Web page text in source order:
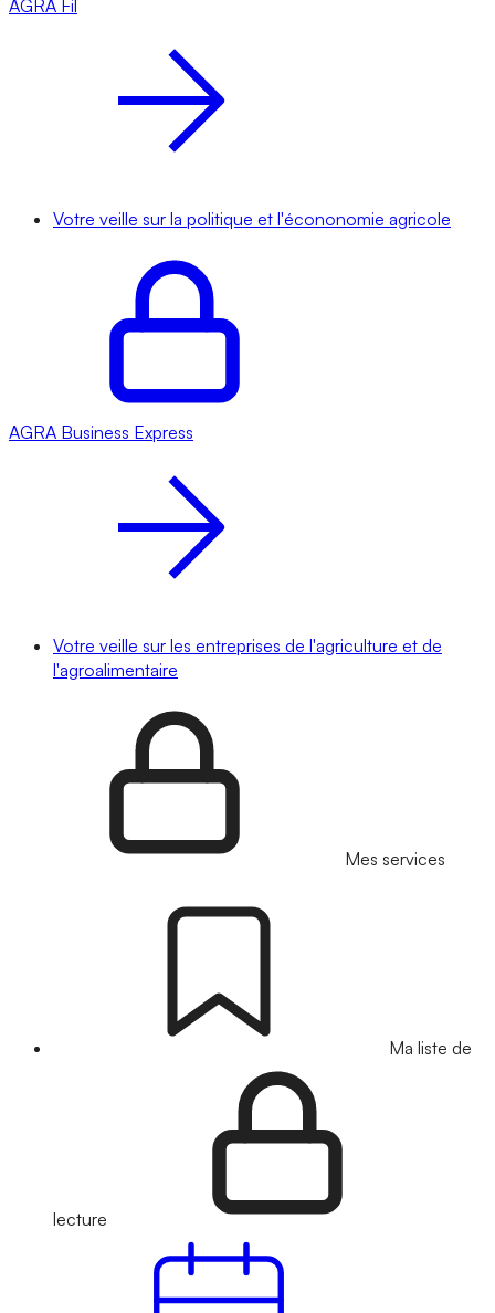
AGRA Fil
Votre veille sur la politique et l'écononomie agricole
AGRA Business Express
Votre veille sur les entreprises de l'agriculture et de
l'agroalimentaire
Mes services
Ma liste de
lecture